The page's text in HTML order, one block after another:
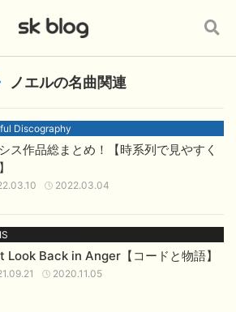
ノエルの名曲関連
Discography
ス作品総まとめ！【時系列で見やすく
2022.03.04
Look Back in Anger【コードと物語】
2020.11.05